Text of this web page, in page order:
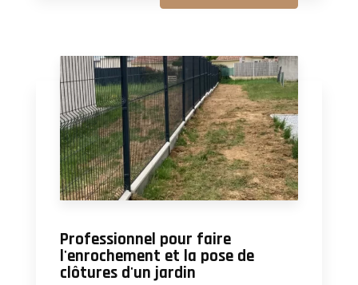
Professionnel pour faire
l'enrochement et la pose de
clôtures d'un jardin